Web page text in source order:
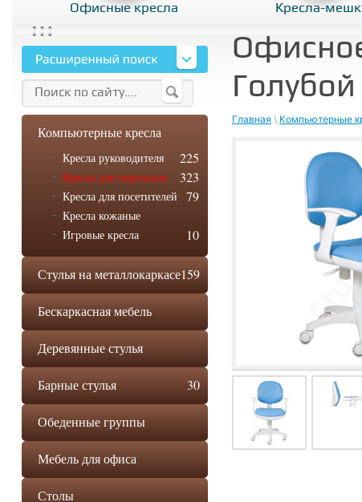
Офисные кресла Кресла-
Компьютерные кресла
225
Кресла руководителя
323
Кресла для персонала
79
Кресла для посетителей
Кресла кожаные
10
Игровые кресла
159
Стулья на металлокаркасе
Бескаркасная мебель
Деревянные стулья
30
Барные стулья
Обеденные группы
Мебель для офиса
Столы
Голубой
Главная \ Компьютерные